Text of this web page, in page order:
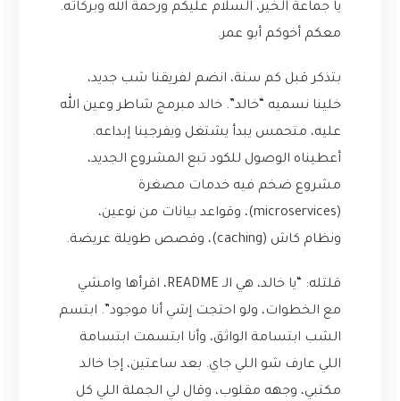
يا جماعة الخير، السلام عليكم ورحمة الله وبركاته.
معكم أخوكم أبو عمر.
بتذكر قبل كم سنة، انضم لفريقنا شب جديد،
خلينا نسميه “خالد”. خالد مبرمج شاطر وعين الله
عليه، متحمس يبدأ يشتغل ويفرجينا إبداعه.
أعطيناه الوصول للكود تبع المشروع الجديد،
مشروع ضخم فيه خدمات مصغرة
(microservices)، وقواعد بيانات من نوعين،
ونظام كاش (caching)، وقصص طويلة عريضة.
قلتله: “يا خالد، هي الـ README، اقرأها وامشي
مع الخطوات، ولو احتجت إشي أنا موجود”. ابتسم
الشب ابتسامة الواثق، وأنا ابتسمت ابتسامة
اللي عارف شو اللي جاي. بعد ساعتين، إجا خالد
مكتبي، وجهه مقلوب، وقال لي الجملة اللي كل